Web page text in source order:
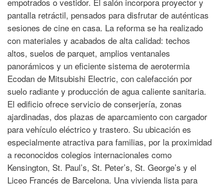
pantalla retráctil, pensados para disfrutar de auténticas
sesiones de cine en casa. La reforma se ha realizado
con materiales y acabados de alta calidad: techos
altos, suelos de parquet, amplios ventanales
panorámicos y un eficiente sistema de aerotermia
Ecodan de Mitsubishi Electric, con calefacción por
suelo radiante y producción de agua caliente sanitaria.
El edificio ofrece servicio de conserjería, zonas
ajardinadas, dos plazas de aparcamiento con cargador
para vehículo eléctrico y trastero. Su ubicación es
especialmente atractiva para familias, por la proximidad
a reconocidos colegios internacionales como
Kensington, St. Paul’s, St. Peter’s, St. George’s y el
Liceo Francés de Barcelona. Una vivienda lista para